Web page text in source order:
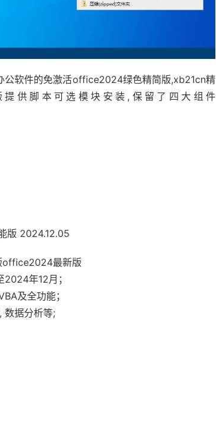
软件的免激活office2024绿色精简版,xb21cn精
供脚本可选模块安装,保留了四大组件
版 2024.12.05
office2024最新版
年12月；
及全功能；
数据分析等;